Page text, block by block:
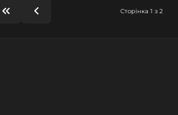
Сторінка 1 з 2